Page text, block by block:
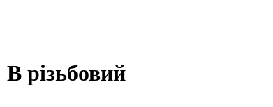
різьбовий